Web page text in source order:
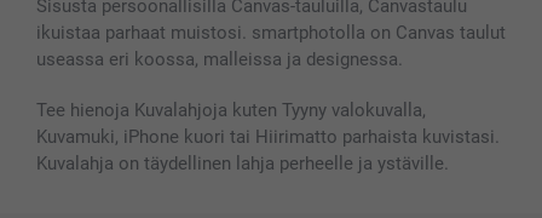
Sisusta persoonallisilla Canvas-tauluilla, Canvastaulu
ikuistaa parhaat muistosi. smartphotolla on Canvas taulut
useassa eri koossa, malleissa ja designessa.
Tee hienoja Kuvalahjoja kuten Tyyny valokuvalla,
Kuvamuki, iPhone kuori tai Hiirimatto parhaista kuvistasi.
Kuvalahja on täydellinen lahja perheelle ja ystäville.